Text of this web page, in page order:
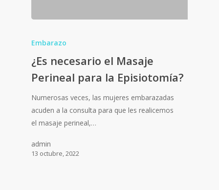
Embarazo
¿Es necesario el Masaje
Perineal para la Episiotomía?
Numerosas veces, las mujeres embarazadas
acuden a la consulta para que les realicemos
el masaje perineal,…
admin
13 octubre, 2022